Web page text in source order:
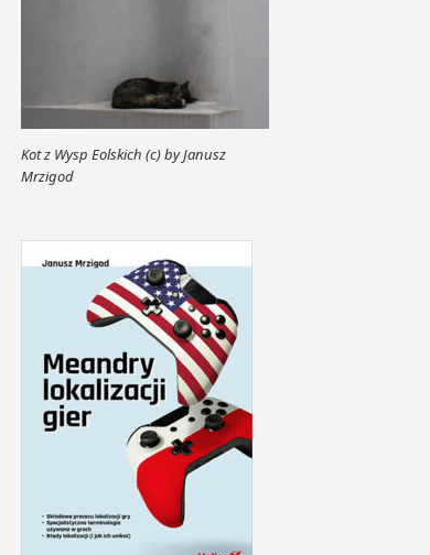
Kot z Wysp Eolskich (c) by Janusz
Mrzigod